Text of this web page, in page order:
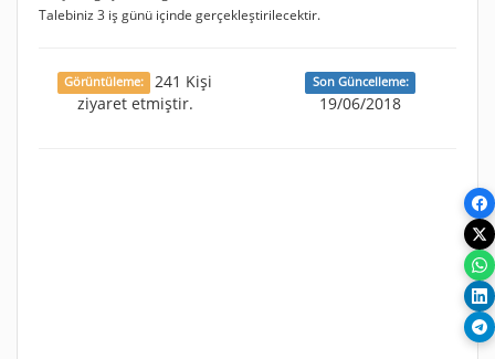
Talebiniz 3 iş günü içinde gerçekleştirilecektir.
Görüntüleme:
241 Kişi
ziyaret etmiştir.
Son Güncelleme:
19/06/2018